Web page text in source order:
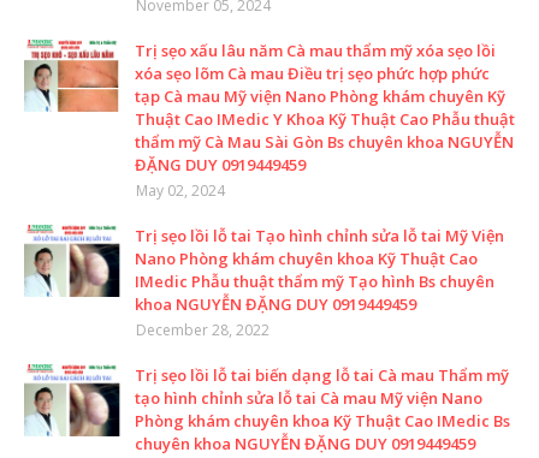
November 05, 2024
Trị sẹo xấu lâu năm Cà mau thẩm mỹ xóa sẹo lồi
xóa sẹo lõm Cà mau Điều trị sẹo phức hợp phức
tạp Cà mau Mỹ viện Nano Phòng khám chuyên Kỹ
Thuật Cao IMedic Y Khoa Kỹ Thuật Cao Phẫu thuật
thẩm mỹ Cà Mau Sài Gòn Bs chuyên khoa NGUYỄN
ĐẶNG DUY 0919449459
May 02, 2024
Trị sẹo lồi lỗ tai Tạo hình chỉnh sửa lỗ tai Mỹ Viện
Nano Phòng khám chuyên khoa Kỹ Thuật Cao
IMedic Phẫu thuật thẩm mỹ Tạo hình Bs chuyên
khoa NGUYỄN ĐẶNG DUY 0919449459
December 28, 2022
Trị sẹo lồi lỗ tai biến dạng lỗ tai Cà mau Thẩm mỹ
tạo hình chỉnh sửa lỗ tai Cà mau Mỹ viện Nano
Phòng khám chuyên khoa Kỹ Thuật Cao IMedic Bs
chuyên khoa NGUYỄN ĐẶNG DUY 0919449459